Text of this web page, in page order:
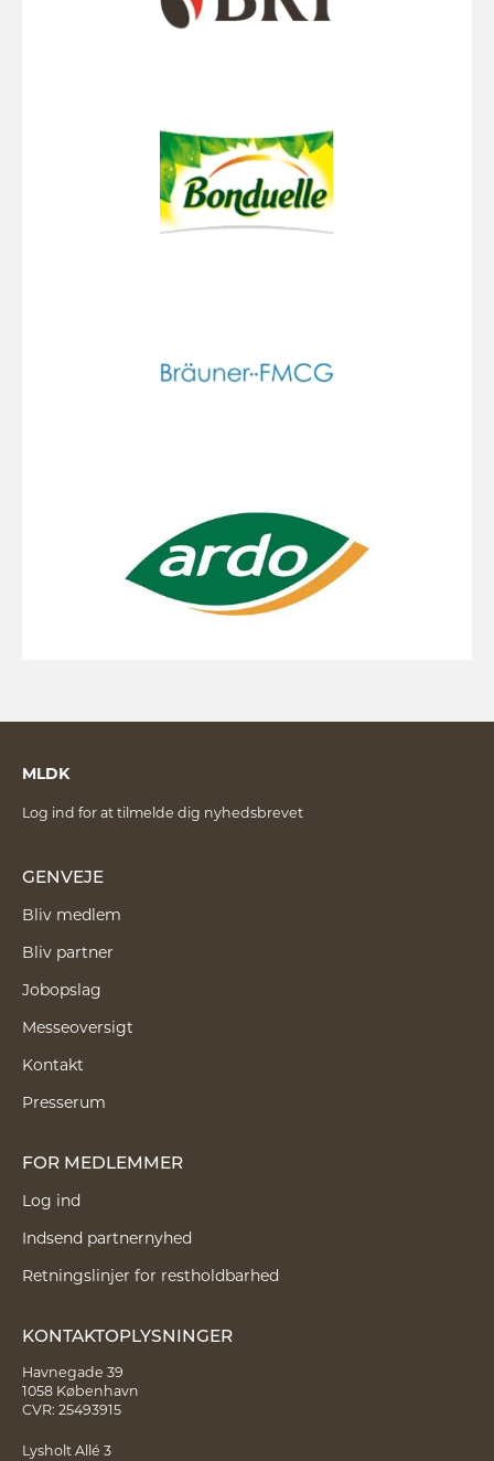
MLDK
Log ind for at tilmelde dig nyhedsbrevet
GENVEJE
Bliv medlem
Bliv partner
Jobopslag
Messeoversigt
Kontakt
Presserum
FOR MEDLEMMER
Log ind
Indsend partnernyhed
Retningslinjer for restholdbarhed
KONTAKTOPLYSNINGER
Havnegade 39
1058 København
CVR: 25493915
Lysholt Allé 3